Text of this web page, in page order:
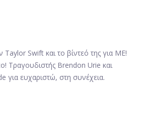
Swift και το βίντεό της για ME!
Τραγουδιστής Brendon Urie και
για ευχαριστώ, στη συνέχεια.